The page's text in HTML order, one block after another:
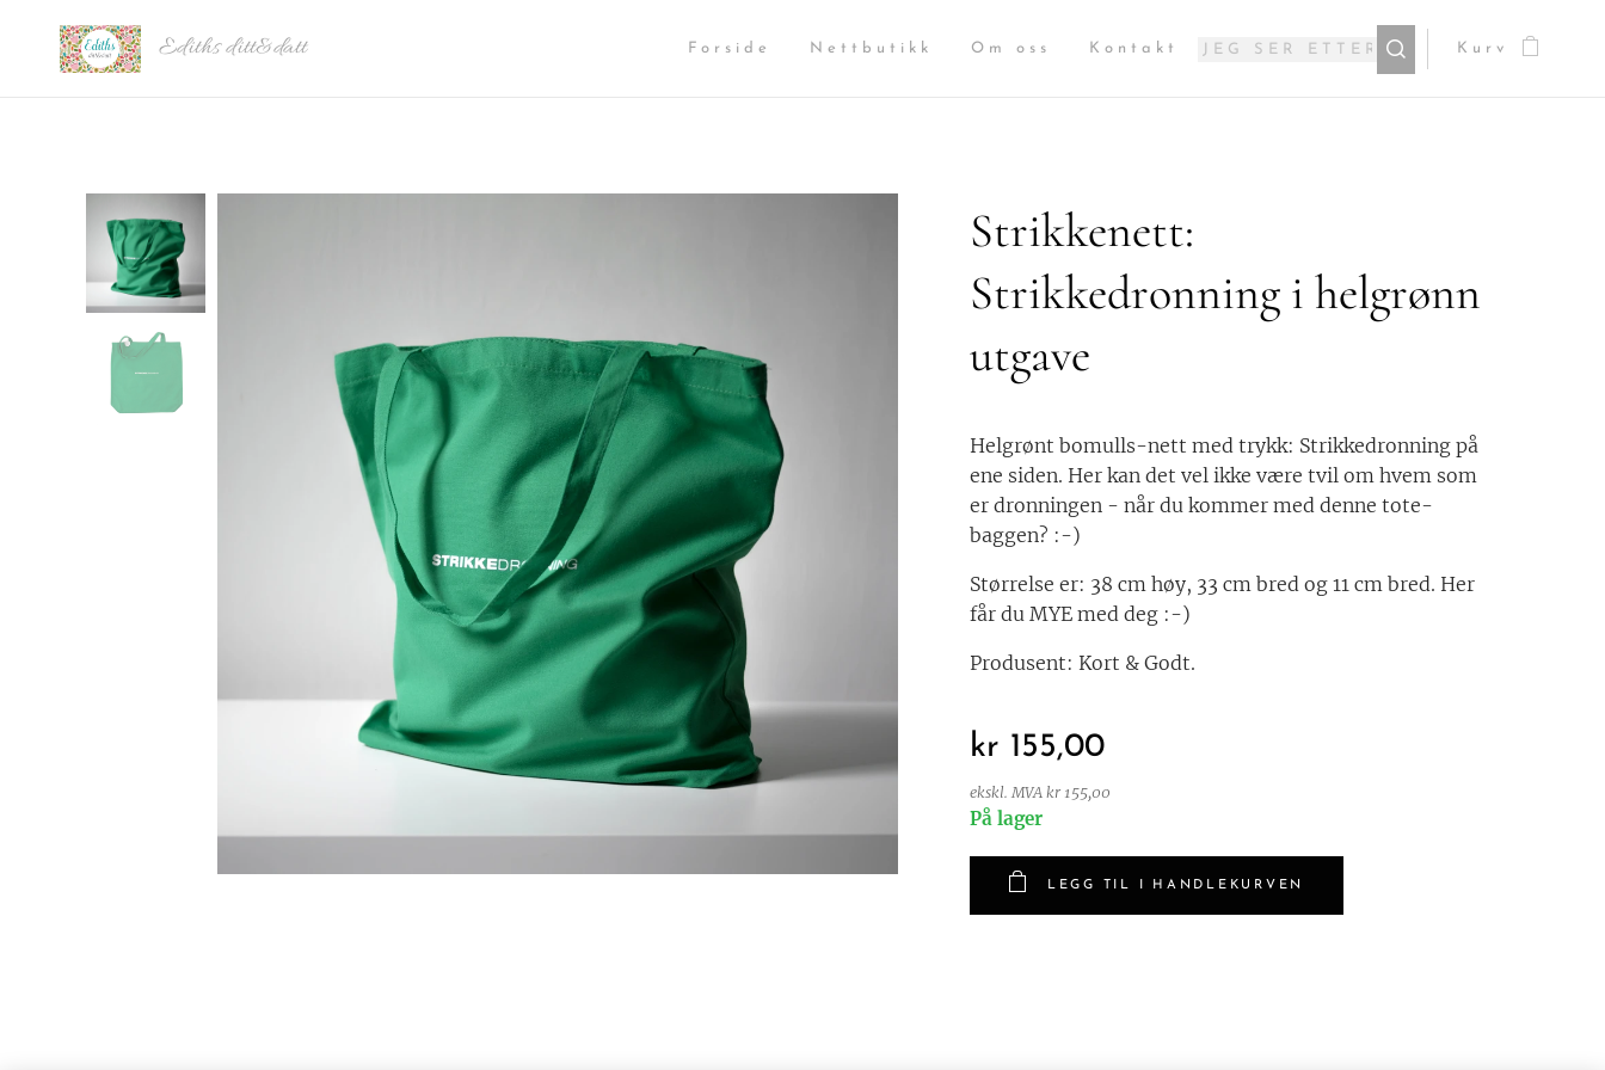
Ediths ditt&datt Forside Nettbutikk Om oss Kontakt Kurv
Strikkenett:
Strikkedronning i helgrønn
utgave
Helgrønt bomulls-nett med trykk: Strikkedronning på
ene siden. Her kan det vel ikke være tvil om hvem som
er dronningen - når du kommer med denne tote-
baggen? :-)
Størrelse er: 38 cm høy, 33 cm bred og 11 cm bred. Her
får du MYE med deg :-)
Produsent: Kort & Godt.
kr 155,00
ekskl. MVA kr 155,00
På lager
LEGG TIL I HANDLEKURVEN